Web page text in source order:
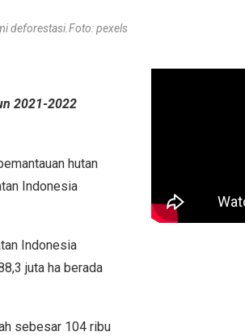
deforestasi.Foto: pexels
2021-2022
hutan
Indonesia
Indonesia
juta ha berada
sebesar 104 ribu